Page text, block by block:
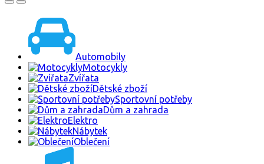
Automobily
Motocykly
Zvířata
Dětské zboží
Sportovní potřeby
Dům a zahrada
Elektro
Nábytek
Oblečení